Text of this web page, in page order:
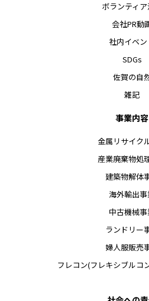
ボランティ
会社PR動
社内イベン
SDGs
佐賀の自
雑記
事業内容
金属リサイク
産業廃棄物処
建築物解体
海外輸出
中古機械
ランドリー
婦人服販売
フレコン(フレキシブルコ